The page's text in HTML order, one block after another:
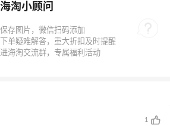
海淘小顾问
1